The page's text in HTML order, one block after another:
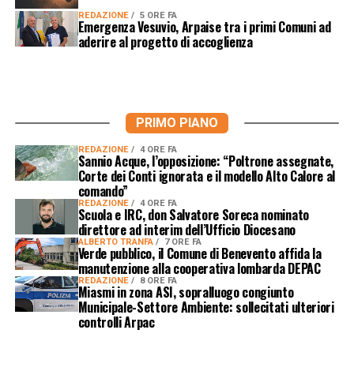
REDAZIONE 5 ORE FA
Emergenza Vesuvio, Arpaise tra i primi Comuni ad
aderire al progetto di accoglienza
PRIMO PIANO
REDAZIONE 4 ORE FA
Sannio Acque, l’opposizione: “Poltrone assegnate,
Corte dei Conti ignorata e il modello Alto Calore al
comando”
REDAZIONE 4 ORE FA
Scuola e IRC, don Salvatore Soreca nominato
direttore ad interim dell’Ufficio Diocesano
ALBERTO TRANFA 7 ORE FA
Verde pubblico, il Comune di Benevento affida la
manutenzione alla cooperativa lombarda DEPAC
REDAZIONE 8 ORE FA
Miasmi in zona ASI, sopralluogo congiunto
Municipale-Settore Ambiente: sollecitati ulteriori
controlli Arpac